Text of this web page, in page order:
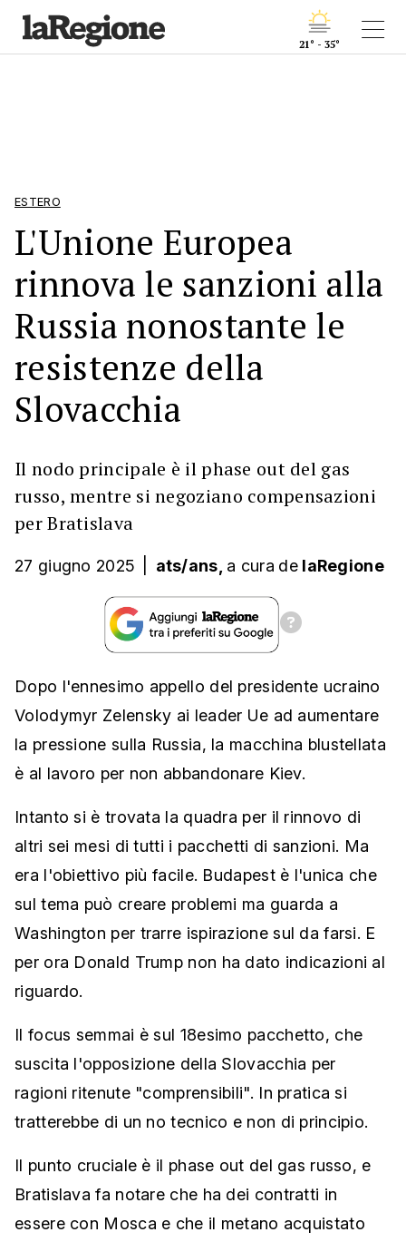
21° - 35°
ESTERO
L'Unione Europea
rinnova le sanzioni alla
Russia nonostante le
resistenze della
Slovacchia
Il nodo principale è il phase out del gas
russo, mentre si negoziano compensazioni
per Bratislava
27 giugno 2025 ats/ans, a cura de laRegione
Dopo l'ennesimo appello del presidente ucraino
Volodymyr Zelensky ai leader Ue ad aumentare
la pressione sulla Russia, la macchina blustellata
è al lavoro per non abbandonare Kiev.
Intanto si è trovata la quadra per il rinnovo di
altri sei mesi di tutti i pacchetti di sanzioni. Ma
era l'obiettivo più facile. Budapest è l'unica che
sul tema può creare problemi ma guarda a
Washington per trarre ispirazione sul da farsi. E
per ora Donald Trump non ha dato indicazioni al
riguardo.
Il focus semmai è sul 18esimo pacchetto, che
suscita l'opposizione della Slovacchia per
ragioni ritenute "comprensibili". In pratica si
tratterebbe di un no tecnico e non di principio.
Il punto cruciale è il phase out del gas russo, e
Bratislava fa notare che ha dei contratti in
essere con Mosca e che il metano acquistato